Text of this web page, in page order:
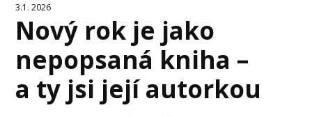
3.1. 2026
Nový rok je jako
nepopsaná kniha –
a ty jsi její autorkou